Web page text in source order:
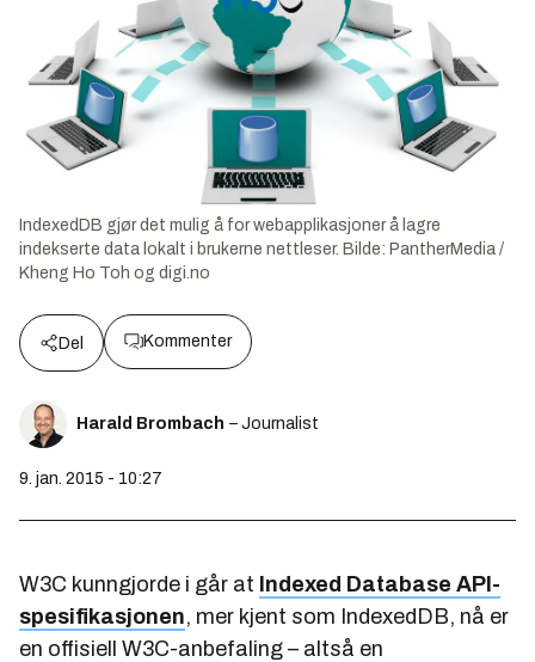
IndexedDB gjør det mulig å for webapplikasjoner å lagre
indekserte data lokalt i brukerne nettleser. Bilde: PantherMedia /
Kheng Ho Toh og digi.no
Del Kommenter
Harald Brombach – Journalist
9. jan. 2015 - 10:27
W3C kunngjorde i går at Indexed Database API-
spesifikasjonen, mer kjent som IndexedDB, nå er
en offisiell W3C-anbefaling – altså en